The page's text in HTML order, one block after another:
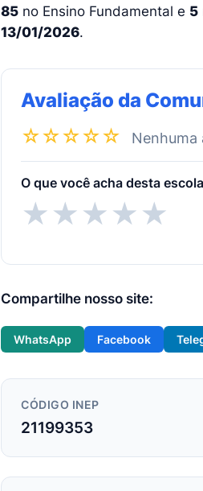
85 no Ensino Fundamental e 5
13/01/2026.
Avaliação da
☆☆☆☆☆
Nenhuma
O que você acha desta
★★★★★
Compartilhe nosso site:
WhatsApp Facebook
CÓDIGO INEP
21199353